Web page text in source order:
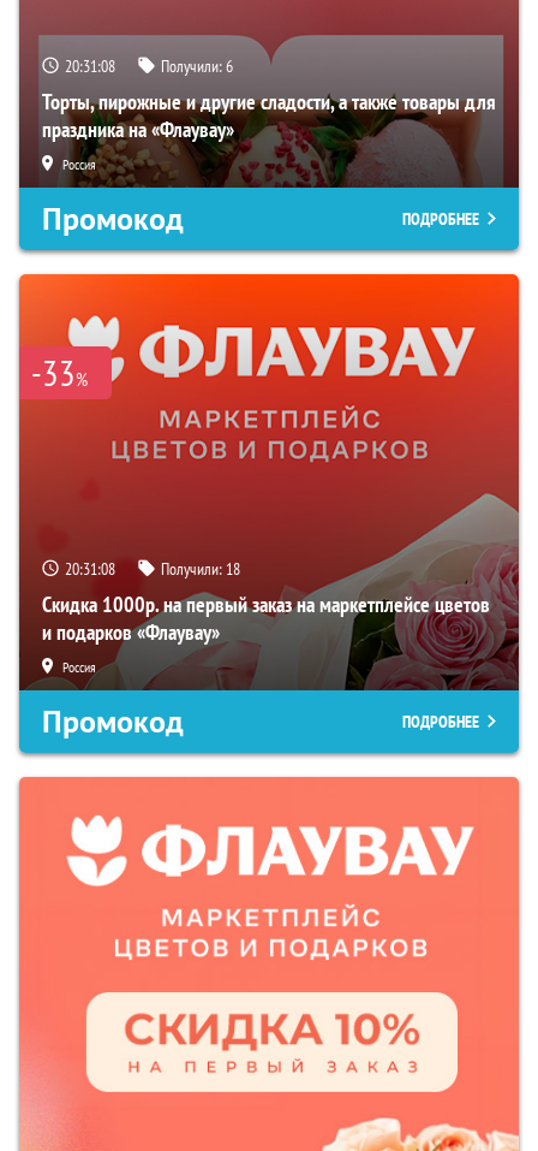
20:31:07 Получили:6
Торты, пирожные и другие сладости, а также товары для
праздника на «Флаувау»
Россия
Промокод ПОДРОБНЕЕ
-33%
20:31:07 Получили: 18
Скидка 1000р. на первый заказ на маркетплейсе цветов
и подарков «Флаувау»
Россия
Промокод ПОДРОБНЕЕ